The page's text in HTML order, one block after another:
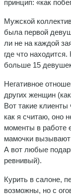
принцип: «как
Мужской
была первой
ли не на каждой
где что
больше 15
Негативное
других женщин
Вот такие
как я считаю, оно
моменты в работе
мамочки вызывают
А вот любые
ревнивый).
Курить в салоне,
возможны, но с